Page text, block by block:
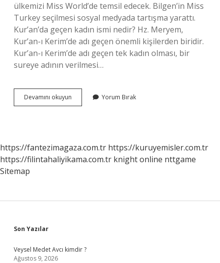
ülkemizi Miss World’de temsil edecek. Bilgen’in Miss
Turkey seçilmesi sosyal medyada tartışma yarattı.
Kur’an’da geçen kadın ismi nedir? Hz. Meryem,
Kur’an-ı Kerim’de adı geçen önemli kişilerden biridir.
Kur’an-ı Kerim’de adı geçen tek kadın olması, bir
sureye adının verilmesi…
Devamını okuyun Peygamber
Kızı
Yorum Bırak
https://fantezimagaza.com.tr https://kuruyemisler.com.tr
https://filintahaliyikama.com.tr knight online nttgame
Sitemap
Sidebar
Son Yazılar
Veysel Medet Avcı kimdir ?
Ağustos 9, 2026